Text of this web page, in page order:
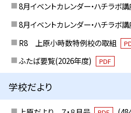
8月イベントカレンダー・ハチラボ
8月イベントカレンダー・ハチラボ
R8 上原小時数特例校の取組
ふたば要覧(2026年度)
PDF
学校だより